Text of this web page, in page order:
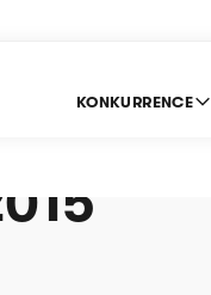
KONKURRENCE